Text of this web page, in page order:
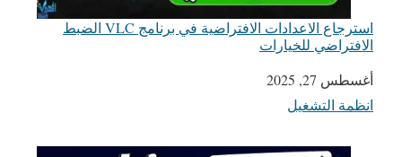
استرجاع الاعدادات الافتراضية في برنامج VLC الضبط
الافتراضي للخيارات
التاريخ
أغسطس 27, 2025
في ما يتعلق بما يأتي
انظمة التشغيل